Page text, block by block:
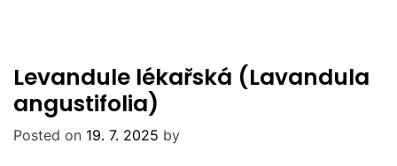
Levandule lékařská (Lavandula
angustifolia)
Posted on 19. 7. 2025 by